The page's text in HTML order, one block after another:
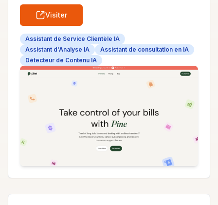
Visiter
Assistant de Service Clientèle IA
Assistant d'Analyse IA
Assistant de consultation en IA
Détecteur de Contenu IA